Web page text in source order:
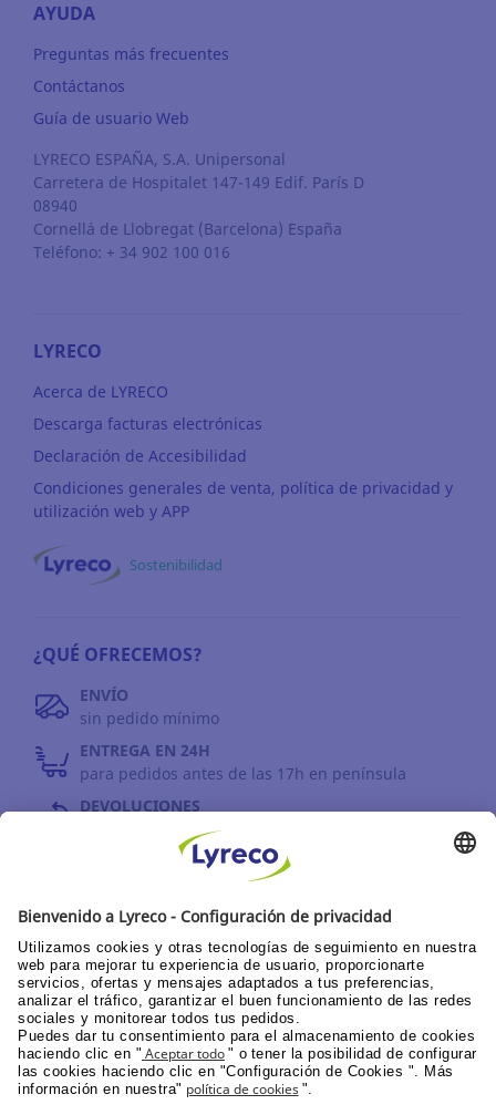
AYUDA
Preguntas más frecuentes
Contáctanos
Guía de usuario Web
LYRECO ESPAÑA, S.A. Unipersonal
Carretera de Hospitalet 147-149 Edif. París D
08940
Cornellá de Llobregat (Barcelona) España
Teléfono: + 34 902 100 016
LYRECO
Acerca de LYRECO
Descarga facturas electrónicas
Declaración de Accesibilidad
Condiciones generales de venta, política de privacidad y
utilización web y APP
Sostenibilidad
¿QUÉ OFRECEMOS?
ENVÍO
sin pedido mínimo
ENTREGA EN 24H
para pedidos antes de las 17h en península
DEVOLUCIONES
antes de 30 días
INFORMACIÓN GENERAL
PPU área de clientes
Catálogos y promociones
Documentación corporativa